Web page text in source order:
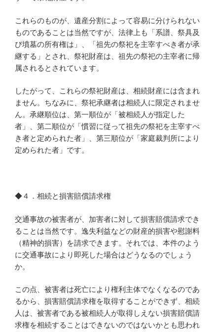
これらのものが、遺産分割によって容易に分けられない
ものであることは当然ですが、法律上も「系譜、祭具及
び墳墓の所有権は」、「祖先の祭祀を主宰すべき者が承
継する」とされ、祭祀財産は、祖先の祭祀の主宰者に帰
属されるとされています。
したがって、これらの祭祀財産は、相続財産には含まれ
ません。ちなみに、祭祀承継者は相続人に限定されませ
ん。承継順位は、第一順位が「被相続人が指定した
者」、第二順位が「慣習に従って祖先の祭祀を主宰すべ
き者と定められた者」、第三順位が「家庭裁判所により
定められた者」です。
◆４．相続と損害賠償請求権
交通事故の被害者が、加害者に対して損害賠償請求でき
ることは当然です。逸失利益などの財産的損害や慰謝料
（精神的損害）を請求できます。それでは、本件のよう
に交通事故により即死した場合はどうなるのでしょう
か。
この点、被害者は死亡により権利主体でなくなるのであ
るから、損害賠償請求権を取得することができず、相続
人は、被害者である被相続人が取得しえない損害賠償請
求権を相続することはできないのではないかとも思われ